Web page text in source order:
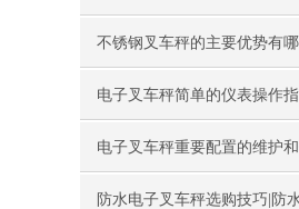
不锈钢叉车秤的主要优势有
电子叉车秤简单的仪表操作
电子叉车秤重要配置的维护
防水电子叉车秤选购技巧|防